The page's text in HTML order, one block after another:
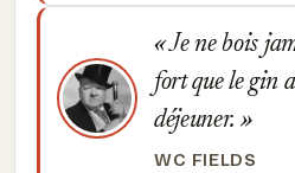
Je ne bois
fort que le gin
déjeuner.
WC FIELDS